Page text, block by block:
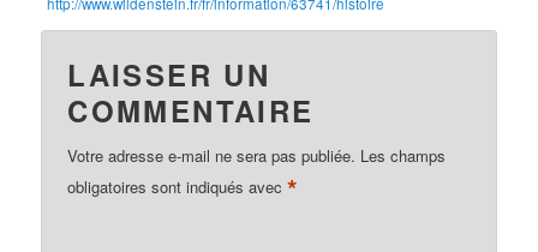
LAISSER UN
COMMENTAIRE
Votre adresse e-mail ne sera pas publiée. Les champs
obligatoires sont indiqués avec*